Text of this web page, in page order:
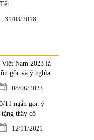
31/03/2018
Nam 2023 là
gốc và ý nghĩa
08/06/2023
11 ngắn gọn ý
thầy cô
12/11/2021